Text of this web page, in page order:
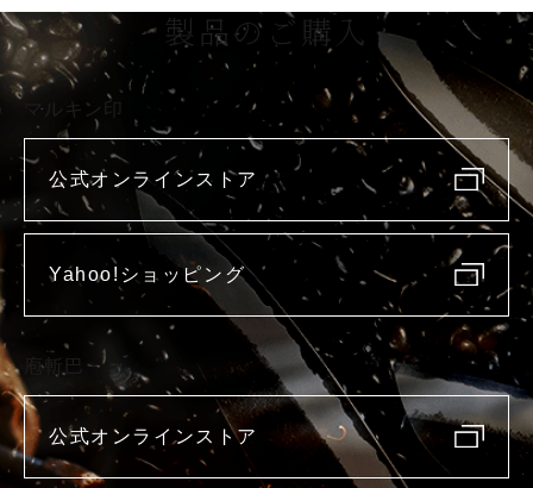
製品のご購入
マルキン印
公式オンラインストア
Yahoo!ショッピング
庖斬巴
公式オンラインストア